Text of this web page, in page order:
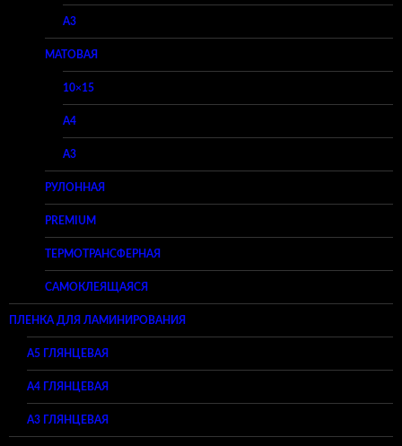
A3
МАТОВАЯ
10×15
A4
A3
РУЛОННАЯ
PREMIUM
ТЕРМОТРАНСФЕРНАЯ
САМОКЛЕЯЩАЯСЯ
ПЛЕНКА ДЛЯ ЛАМИНИРОВАНИЯ
A5 ГЛЯНЦЕВАЯ
А4 ГЛЯНЦЕВАЯ
A3 ГЛЯНЦЕВАЯ